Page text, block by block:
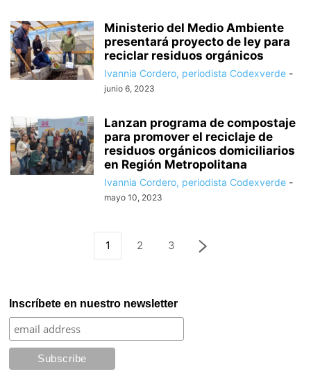
Ministerio del Medio Ambiente
presentará proyecto de ley para
reciclar residuos orgánicos
Ivannia Cordero, periodista Codexverde -
junio 6, 2023
Lanzan programa de compostaje
para promover el reciclaje de
residuos orgánicos domiciliarios
en Región Metropolitana
Ivannia Cordero, periodista Codexverde -
mayo 10, 2023
1 2 3
Inscríbete en nuestro newsletter